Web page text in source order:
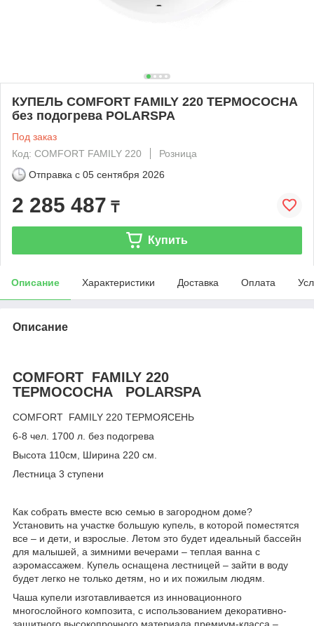
КУПЕЛЬ COMFORT FAMILY 220 ТЕРМОСОСНА
без подогрева POLARSPA
Под заказ
Код: COMFORT FAMILY 220
Розница
Отправка с 05 сентября 2026
2 285 487 ₸
Купить
Описание Характеристики Доставка Оплата
Описание
COMFORT FAMILY 220
ТЕРМОСОСНА POLARSPA
COMFORT FAMILY 220 ТЕРМОЯСЕНЬ
6-8 чел. 1700 л. без подогрева
Высота 110см, Ширина 220 см.
Лестница 3 ступени
Как собрать вместе всю семью в загородном доме?
Установить на участке большую купель, в которой поместятся
все – и дети, и взрослые. Летом это будет идеальный бассейн
для малышей, а зимними вечерами – теплая ванна с
аэромассажем. Купель оснащена лестницей – зайти в воду
будет легко не только детям, но и их пожилым людям.
Чаша купели изготавливается из инновационного
многослойного композита, с использованием декоративно-